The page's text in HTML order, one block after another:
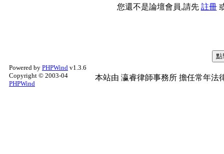
您還不是論壇會員,請先 註冊
Powered by PHPWind v1.3.6
Copyright © 2003-04
PHPWind
本站由 瀛睿律師事務所 擔任常年法